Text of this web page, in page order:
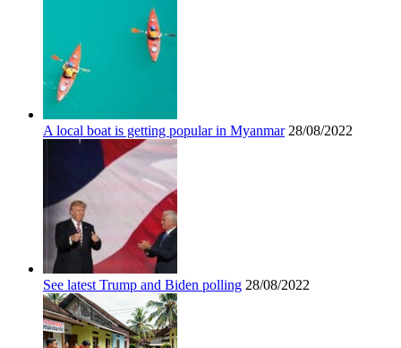
A local boat is getting popular in Myanmar 28/08/2022
See latest Trump and Biden polling 28/08/2022